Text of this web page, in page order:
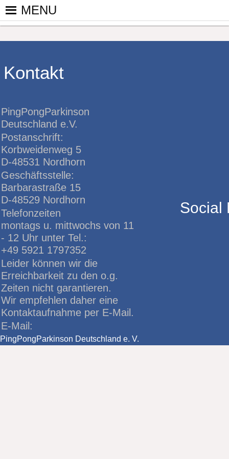
Skip
PINGPONGPARKINSON
ist der bundesweite Zusammenschluss von
MENU
Kontakt
PingPongParkinson
Deutschland e.V.
Postanschrift:
Korbweidenweg 5
D-48531 Nordhorn
Geschäftsstelle:
Barbarastraße 15
D-48529 Nordhorn
Telefonzeiten
montags u. mittwochs von 11
- 12 Uhr unter Tel.:
+49 5921 1797352
Leider können wir die
Erreichbarkeit zu den o.g.
Zeiten nicht garantieren.
Wir empfehlen daher eine
Kontaktaufnahme per E-Mail.
E-Mail:
Social
PingPongParkinson Deutschland e. V.